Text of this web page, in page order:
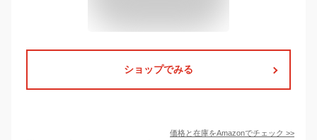
ショップでみる
価格と在庫をAmazonでチェック >>